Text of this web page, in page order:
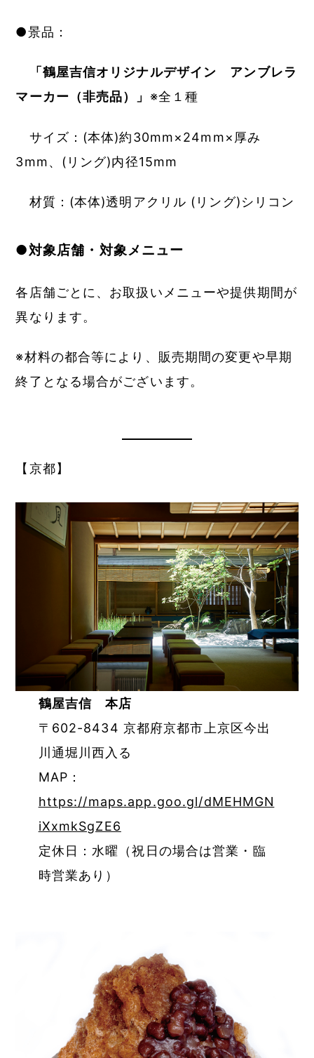
●景品：
「鶴屋吉信オリジナルデザイン アンブレラ
マーカー（非売品）」 ※全１種
サイズ：(本体)約30mm×24mm×厚み
3mm、(リング)内径15mm
材質：(本体)透明アクリル (リング)シリコン
●対象店舗・対象メニュー
各店舗ごとに、お取扱いメニューや提供期間が
異なります。
※材料の都合等により、販売期間の変更や早期
終了となる場合がございます。
【京都】
鶴屋吉信 本店
〒602-8434 京都府京都市上京区今出
川通堀川西入る
MAP：
https://maps.app.goo.gl/dMEHMGN
iXxmkSgZE6
定休日：水曜（祝日の場合は営業・臨
時営業あり）